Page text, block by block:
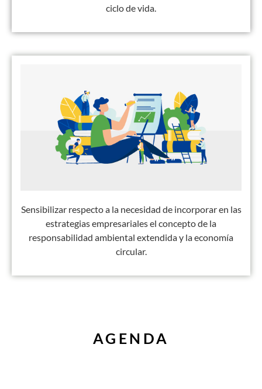
ciclo de vida.
Sensibilizar respecto a la necesidad de incorporar en las
estrategias empresariales el concepto de la
responsabilidad ambiental extendida y la economía
circular.
AGENDA